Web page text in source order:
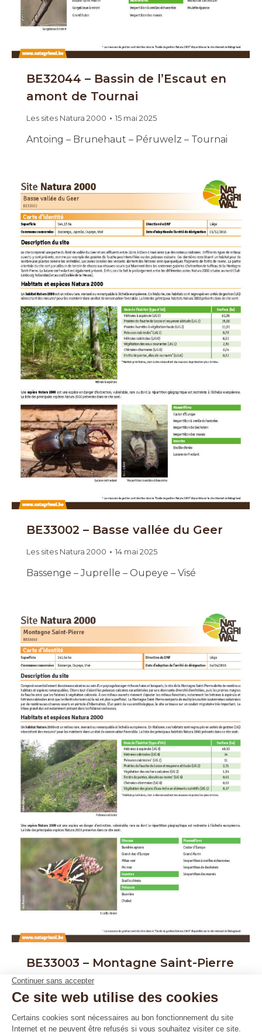
BE32044 – Bassin de l’Escaut en
amont de Tournai
Les sites Natura 2000 15 mai 2025
Antoing – Brunehaut – Péruwelz – Tournai
BE33002 – Basse vallée du Geer
Les sites Natura 2000 14 mai 2025
Bassenge – Juprelle – Oupeye – Visé
BE33003 – Montagne Saint-Pierre
Les sites Natura 2000